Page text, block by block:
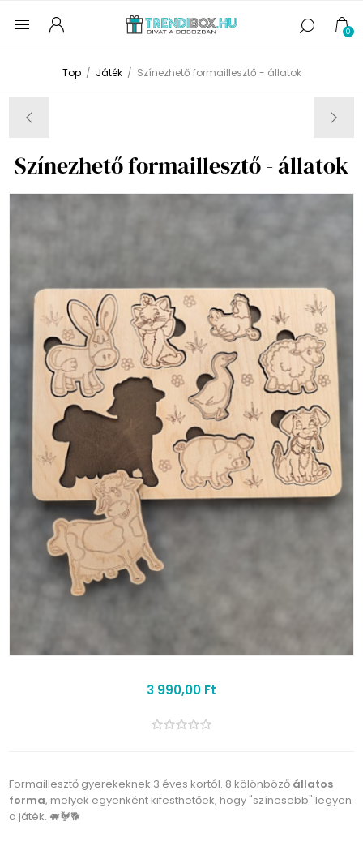
0
Top / Játék / Színezhető formaillesztő - állatok
Színezhető formaillesztő - állatok
3 990,00 Ft
Formaillesztő gyerekeknek 3 éves kortól. 8 kölönböző állatos
forma, melyek egyenként kifesthetőek, hogy "színesebb" legyen
a játék. 🐖🐓🐕